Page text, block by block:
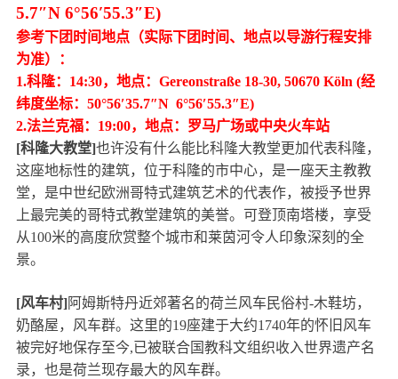
5.7″N 6°56′55.3″E)
参考下团时间地点（实际下团时间、地点以导游行程安排
为准）：
1.科隆：14:30，地点：Gereonstraße 18-30, 50670 Köln (经
纬度坐标：50°56′35.7″N 6°56′55.3″E)
2.法兰克福：19:00，地点：罗马广场或中央火车站
[科隆大教堂]也许没有什么能比科隆大教堂更加代表科隆，
这座地标性的建筑，位于科隆的市中心，是一座天主教教
堂，是中世纪欧洲哥特式建筑艺术的代表作，被授予世界
上最完美的哥特式教堂建筑的美誉。可登顶南塔楼，享受
从100米的高度欣赏整个城市和莱茵河令人印象深刻的全
景。
[风车村]阿姆斯特丹近郊著名的荷兰风车民俗村-木鞋坊，
奶酪屋，风车群。这里的19座建于大约1740年的怀旧风车
被完好地保存至今,已被联合国教科文组织收入世界遗产名
录，也是荷兰现存最大的风车群。